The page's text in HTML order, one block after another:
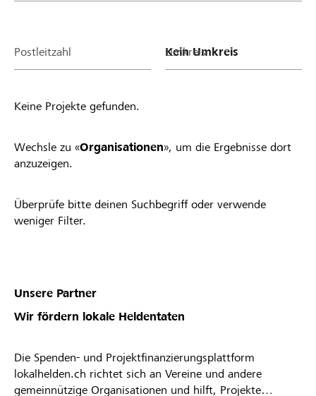
Postleitzahl Umkreis
Keine Projekte gefunden.
Wechsle zu «Organisationen», um die Ergebnisse dort
anzuzeigen.
Überprüfe bitte deinen Suchbegriff oder verwende
weniger Filter.
Unsere Partner
Wir fördern lokale Heldentaten
Die Spenden- und Projektfinanzierungsplattform
lokalhelden.ch richtet sich an Vereine und andere
gemeinnützige Organisationen und hilft, Projekte